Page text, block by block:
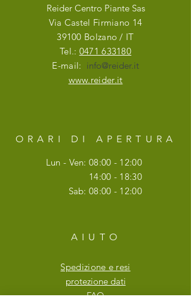
Reider Centro Piante Sas
Via Castel Firmiano 14
39100 Bolzano / IT
Tel.: 0471 633180
E-mail: info@reider.it
www.reider.it
ORARI DI APERTURA
Lun - Ven: 08:00 - 12:00
14:00 - 18:30
Sab: 08:00 - 12:00
AIUTO
Spedizione e resi
protezione dati
FAQ